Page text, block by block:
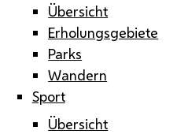
Übersicht
Erholungsgebiete
Parks
Wandern
Sport
Übersicht